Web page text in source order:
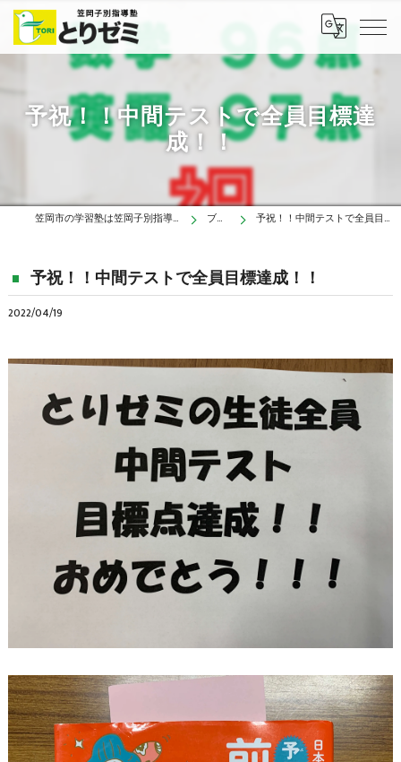
予祝！！中間テストで全員目標達
成！！
笠岡市の学習塾は笠岡子別指導塾とりゼミ ブログ 予祝！！中間テストで全員目標達成！！
予祝！！中間テストで全員目標達成！！
2022/04/19